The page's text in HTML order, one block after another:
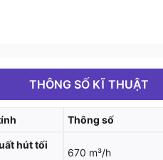
THÔNG SỐ KĨ THUẬT
Thông số
hút tối
670 m³/h